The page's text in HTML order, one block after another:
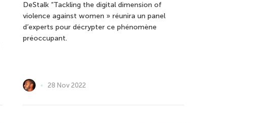
DeStalk “Tackling the digital dimension of
violence against women » réunira un panel
d’experts pour décrypter ce phénomène
préoccupant.
28 Nov 2022